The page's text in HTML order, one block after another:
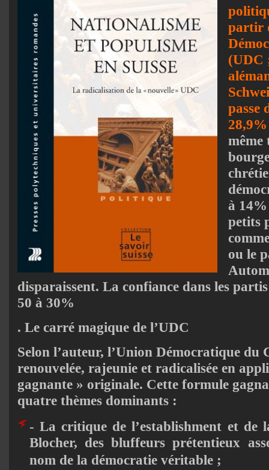
partir
(UDC
passe
même
à
petits
ou le
disparaissent. La confiance dans les
50 à 30%
. Le carré magique de l’UDC
Selon l’auteur, l’Union Démocratique du
renouvelée, rajeunie et radicalisée en
gagnante » originale. Cette formule
quatre thèmes dominants :
- La critique de l’establishment et de
Blocher, des bluffeurs prétentieux
nom de la démocratie véritable ;